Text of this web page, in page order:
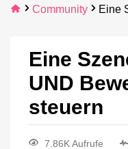
Community
Eine
UND
steuern
7.86K Aufrufe